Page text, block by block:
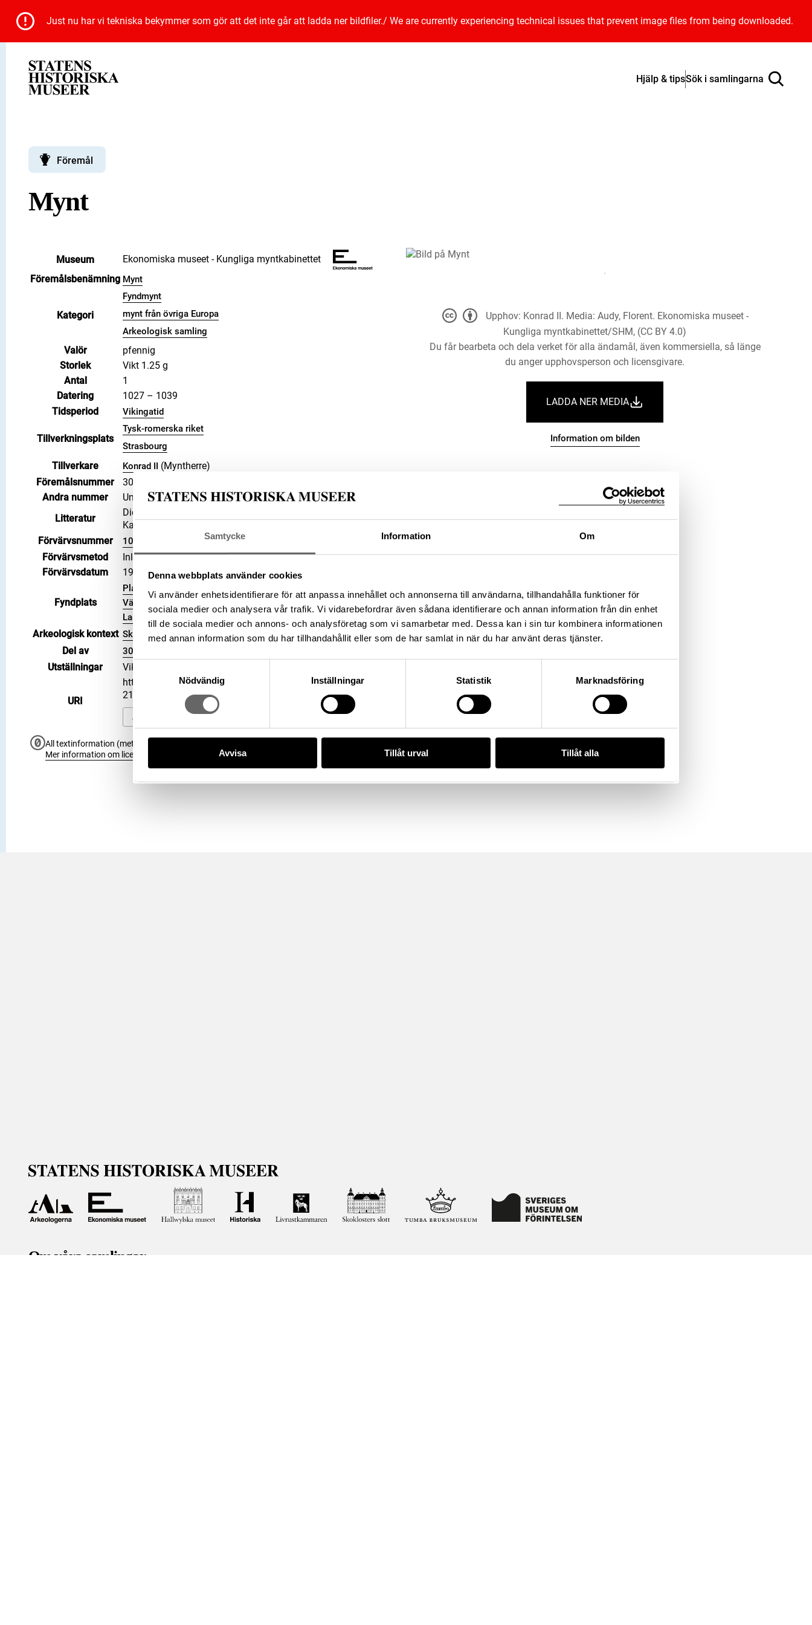
Samtycke Information Om
Denna webbplats använder cookies
Vi använder enhetsidentifierare för att anpassa innehållet och annonserna till användarna, tillhandahålla funktioner för
sociala medier och analysera vår trafik. Vi vidarebefordrar även sådana identifierare och annan information från din enhet
till de sociala medier och annons- och analysföretag som vi samarbetar med. Dessa kan i sin tur kombinera informationen
med annan information som du har tillhandahållit eller som de har samlat in när du har använt deras tjänster.
Nödvändig
Inställningar Statistik Marknadsföring
Avvisa Tillåt urval Tillåt alla
Just nu har vi tekniska bekymmer som gör att det inte går att ladda ner bildfiler./ We are currently experiencing technical issues that prevent image files from being downloaded.
Hjälp & tipsSök i samlingarna
Föremål
Mynt
Museum
Ekonomiska museet - Kungliga myntkabinettet
Föremålsbenämning Mynt
Kategori
Fyndmynt
mynt från övriga Europa
Arkeologisk samling
Valör
pfennig
Storlek
Vikt 1.25 g
Antal
1
Datering
1027 – 1039
Tidsperiod
Vikingatid
Tillverkningsplats
Tysk-romerska riket
Strasbourg
Tillverkare Konrad II (Myntherre)
Föremålsnummer
3008534
Andra nummer
Undernummer: 915
Litteratur
Die deutschen Münzen der sächsischen und fränkischen
Kaiserzeit , 1876-1905, Dbg 921 (Dannenberg, Hermann)
Förvärvsnummer
102449
Förvärvsmetod
Inlösen
Förvärvsdatum
1995-06-14
Fyndplats
Plats: Lilla Klintegårde, Fastighet: Lilla Klintegårde 3:1, Socken:
Väskinde socken, Kommun: Gotland kommun, Landskap: Gotland,
Land: Sverige
Arkeologisk kontext Skattfynd
Del av 3006795
Utställningar Vikingarnas värld (start 2021-06-24), Historiska museet
URI
https://samlingar.shm.se/object/723B33CF-BD65-4EA2-B0DB-
217D4F70160E
All textinformation (metadata) på denna sida är fri att använda enligt licensen CC0.
Mer information om licenser hos Statens historiska museer.
Upphov: Konrad II. Media: Audy, Florent. Ekonomiska museet -
Kungliga myntkabinettet/SHM, (CC BY 4.0)
Du får bearbeta och dela verket för alla ändamål, även kommersiella, så länge
du anger upphovsperson och licensgivare.
LADDA NER MEDIA
Information om bilden
Om våra samlingar